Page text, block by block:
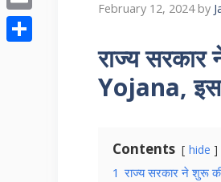
February 12, 2024 by
राज्य
Yojana, इस
Contents hide
1 राज्य सरकार ने शुरू
Email